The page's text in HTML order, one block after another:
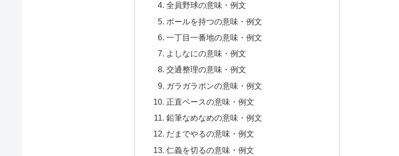
全員野球の意味・例文
ボールを持つの意味・例文
一丁目一番地の意味・例文
よしなにの意味・例文
交通整理の意味・例文
ガラガラポンの意味・例文
正直ベースの意味・例文
鉛筆なめなめの意味・例文
だまでやるの意味・例文
仁義を切るの意味・例文